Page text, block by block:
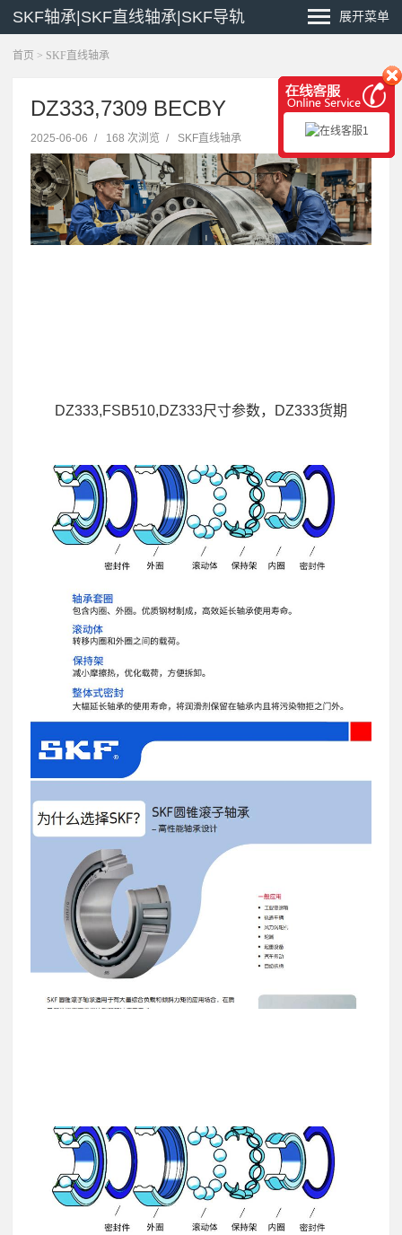
SKF轴承|SKF直线轴承|SKF导轨 展开菜单
首页 > SKF直线轴承
DZ333,7309 BECBY
2025-06-06 / 168 次浏览 / SKF直线轴承
DZ333,FSB510,DZ333尺寸参数，DZ333货期